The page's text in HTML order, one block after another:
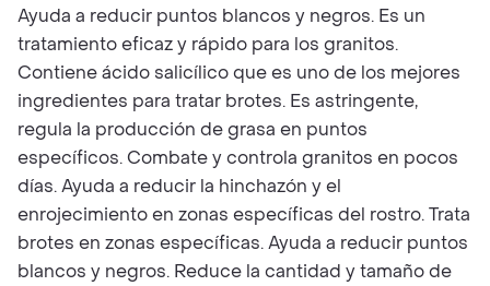
Ayuda a reducir puntos blancos y negros. Es un
tratamiento eficaz y rápido para los granitos.
Contiene ácido salicílico que es uno de los mejores
ingredientes para tratar brotes. Es astringente,
regula la producción de grasa en puntos
específicos. Combate y controla granitos en pocos
días. Ayuda a reducir la hinchazón y el
enrojecimiento en zonas específicas del rostro. Trata
brotes en zonas específicas. Ayuda a reducir puntos
blancos y negros. Reduce la cantidad y tamaño de